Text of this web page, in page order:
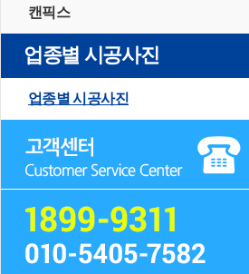
캔픽스
업종별 시공사진
업종별 시공사진